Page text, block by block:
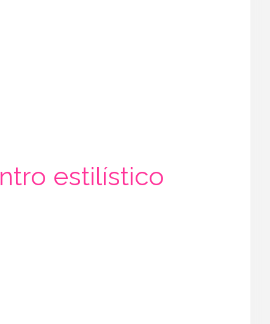
estilístico